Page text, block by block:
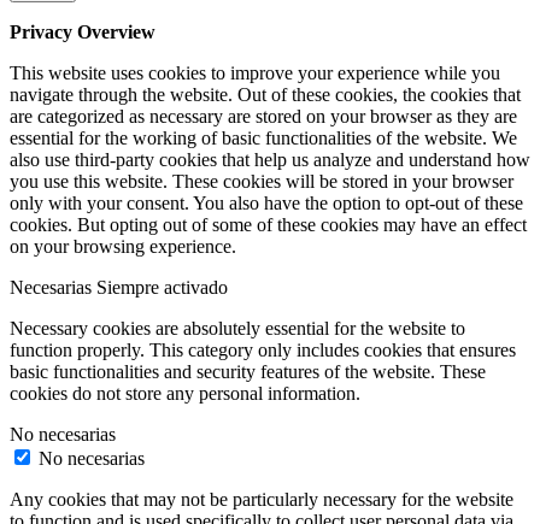
Privacy Overview
This website uses cookies to improve your experience while you
navigate through the website. Out of these cookies, the cookies that
are categorized as necessary are stored on your browser as they are
essential for the working of basic functionalities of the website. We
also use third-party cookies that help us analyze and understand how
you use this website. These cookies will be stored in your browser
only with your consent. You also have the option to opt-out of these
cookies. But opting out of some of these cookies may have an effect
on your browsing experience.
Necesarias Siempre activado
Necessary cookies are absolutely essential for the website to
function properly. This category only includes cookies that ensures
basic functionalities and security features of the website. These
cookies do not store any personal information.
No necesarias
No necesarias
Any cookies that may not be particularly necessary for the website